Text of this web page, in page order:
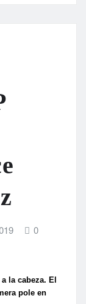
0
la cabeza. El
pole en